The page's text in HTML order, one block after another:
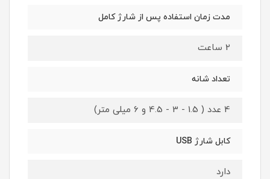
مدت زمان استفاده پس از شارژ کامل
2 ساعت
تعداد شانه
4 عدد ( 1.5 - 3 - 4.5 و 6 میلی متر)
کابل شارژ USB
دارد